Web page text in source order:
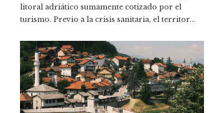
litoral adriático sumamente cotizado por el
turismo. Previo a la crisis sanitaria, el territor...